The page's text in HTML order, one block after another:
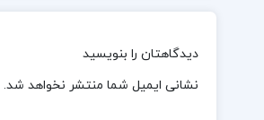
دیدگاهتان را بنویسید
نشانی ایمیل شما منتشر نخواهد شد.